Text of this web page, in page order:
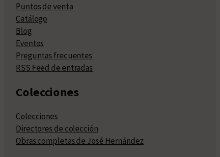
Puntos de venta
Catálogo
Blog
Eventos
Preguntas frecuentes
RSS Feed de entradas
Colecciones
Colecciones
Directores de colección
Obras completas de José Hernández